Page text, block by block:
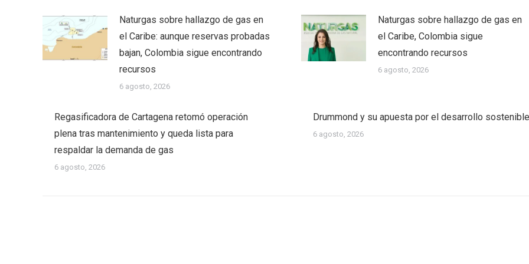
Naturgas sobre hallazgo de gas en
el Caribe: aunque reservas probadas
bajan, Colombia sigue encontrando
recursos
6 agosto, 2026
Naturgas sobre hallazgo de gas en
el Caribe, Colombia sigue
encontrando recursos
6 agosto, 2026
Regasificadora de Cartagena retomó operación
plena tras mantenimiento y queda lista para
respaldar la demanda de gas
6 agosto, 2026
Drummond y su apuesta por el desarrollo sostenible
6 agosto, 2026